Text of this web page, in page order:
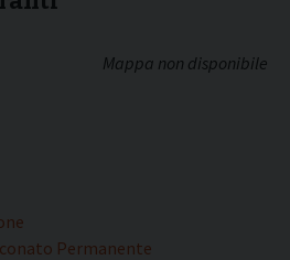
Mappa non disponibile
Permanente